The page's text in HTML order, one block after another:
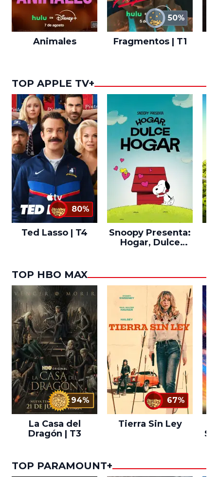
Animales
50%
Fragmentos | T1
TOP APPLE TV+
80%
Ted Lasso | T4
Snoopy Presenta:
Hogar, Dulce
TOP HBO MAX
94%
La Casa del
Dragón | T3
67%
Tierra Sin Ley
TOP PARAMOUNT+